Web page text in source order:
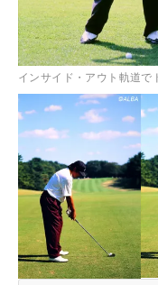
インサイド・アウト軌道で